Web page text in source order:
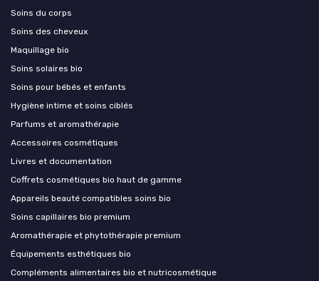
Soins du corps
Soins des cheveux
Maquillage bio
Soins solaires bio
Soins pour bébés et enfants
Hygiène intime et soins ciblés
Parfums et aromathérapie
Accessoires cosmétiques
Livres et documentation
Coffrets cosmétiques bio haut de gamme
Appareils beauté compatibles soins bio
Soins capillaires bio premium
Aromathérapie et phytothérapie premium
Équipements esthétiques bio
Compléments alimentaires bio et nutricosmétique